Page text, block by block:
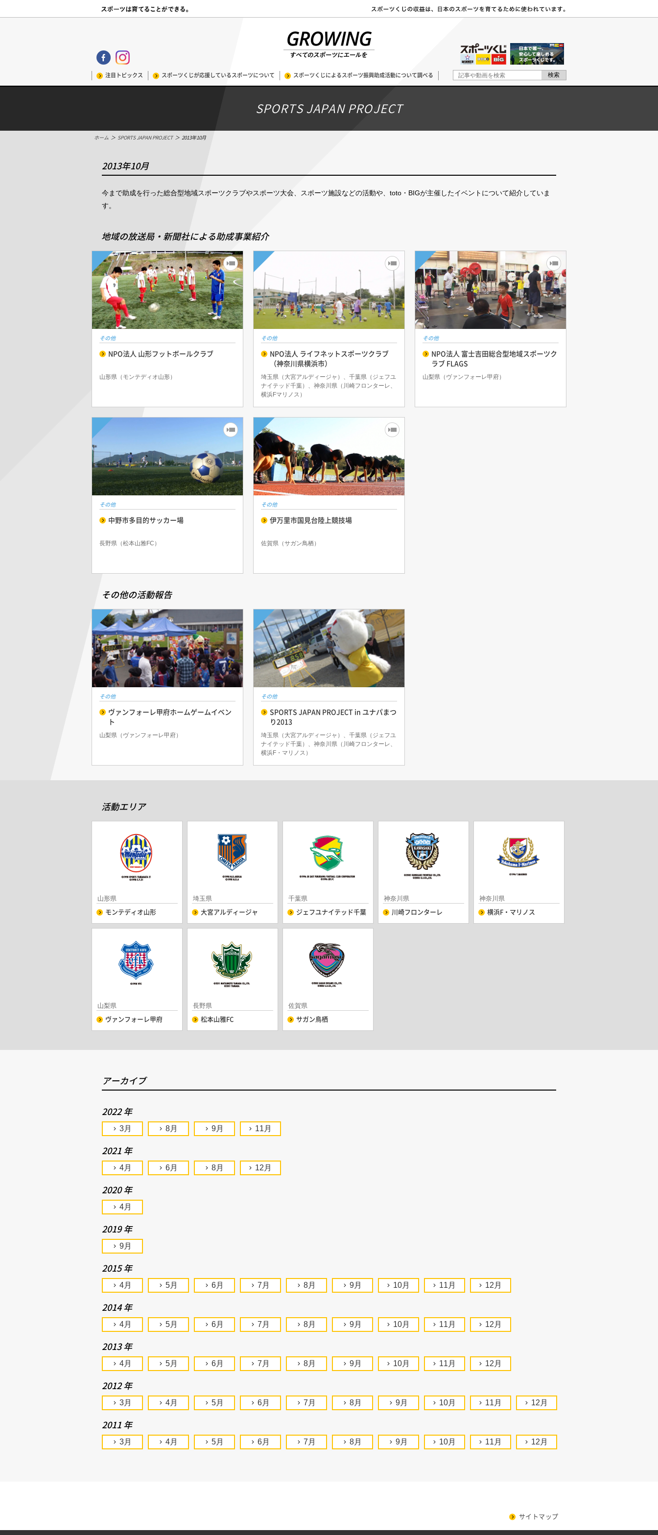
注目トピックス スポーツくじが応援しているスポーツについて スポーツくじによるスポーツ振興助成活動について調べる
SPORTS JAPAN PROJECT
ホーム ＞ SPORTS JAPAN PROJECT ＞ 2013年10月
2013年10月
今まで助成を行った総合型地域スポーツクラブやスポーツ大会、スポーツ施設などの活動や、toto・BIGが主催したイベントについて紹介していま
す。
地域の放送局・新聞社による助成事業紹介
その他
NPO法人 山形フットボールクラブ
山形県（モンテディオ山形）
その他
NPO法人 ライフネットスポーツクラブ
（神奈川県横浜市）
埼玉県（大宮アルディージャ）、千葉県（ジェフユ
ナイテッド千葉）、神奈川県（川崎フロンターレ、
横浜Fマリノス）
その他
NPO法人 富士吉田総合型地域スポーツク
ラブ FLAGS
山梨県（ヴァンフォーレ甲府）
その他
中野市多目的サッカー場
長野県（松本山雅FC）
その他
伊万里市国見台陸上競技場
佐賀県（サガン鳥栖）
その他の活動報告
その他
ヴァンフォーレ甲府ホームゲームイベン
ト
山梨県（ヴァンフォーレ甲府）
その他
SPORTS JAPAN PROJECT in ユナパまつ
り2013
埼玉県（大宮アルディージャ）、千葉県（ジェフユ
ナイテッド千葉）、神奈川県（川崎フロンターレ、
横浜F・マリノス）
活動エリア
山形県
モンテディオ山形
埼玉県
大宮アルディージャ
千葉県
ジェフユナイテッド千葉
神奈川県
川崎フロンターレ
神奈川県
横浜F・マリノス
山梨県
ヴァンフォーレ甲府
長野県
松本山雅FC
佐賀県
サガン鳥栖
アーカイブ
2022 年
3月 8月 9月 11月
2021 年
4月 6月 8月 12月
2020 年
4月
2019 年
9月
2015 年
4月 5月 6月 7月 8月 9月 10月 11月 12月
2014 年
4月 5月 6月 7月 8月 9月 10月 11月 12月
2013 年
4月 5月 6月 7月 8月 9月 10月 11月 12月
2012 年
3月 4月 5月 6月 7月 8月 9月 10月 11月 12月
2011 年
3月 4月 5月 6月 7月 8月 9月 10月 11月 12月
サイトマップ